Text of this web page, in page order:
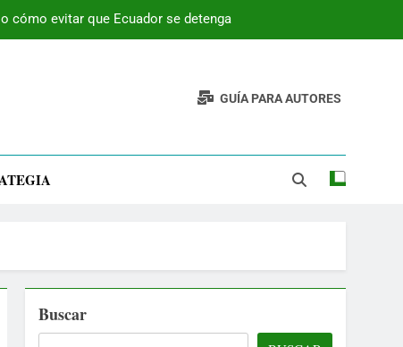
cómo evitar que Ecuador se detenga
GUÍA PARA AUTORES
Buscar